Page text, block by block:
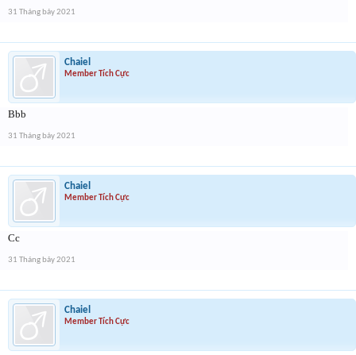
31 Tháng bảy 2021
Chaiel
Member Tích Cực
Bbb
31 Tháng bảy 2021
Chaiel
Member Tích Cực
Cc
31 Tháng bảy 2021
Chaiel
Member Tích Cực